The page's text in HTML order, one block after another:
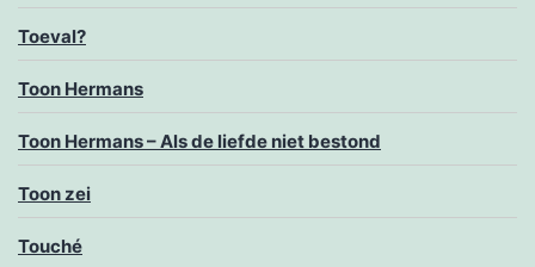
Toeval?
Toon Hermans
Toon Hermans – Als de liefde niet bestond
Toon zei
Touché